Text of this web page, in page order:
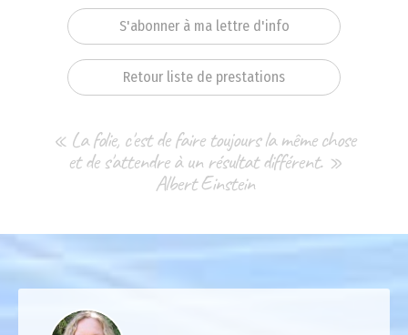
S'abonner à ma lettre d'info
Retour liste de prestations
« La folie, c'est de faire toujours la même chose
et de s'attendre à un résultat différent. »
Albert Einstein